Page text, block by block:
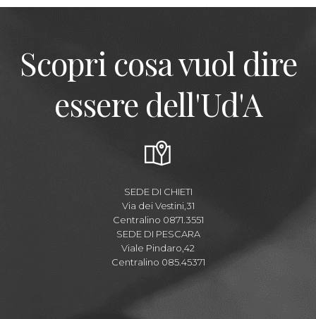
Scopri cosa vuol dire
essere dell'Ud'A
SEDE DI CHIETI
Via dei Vestini,31
Centralino 0871.3551
SEDE DI PESCARA
Viale Pindaro,42
Centralino 085.45371